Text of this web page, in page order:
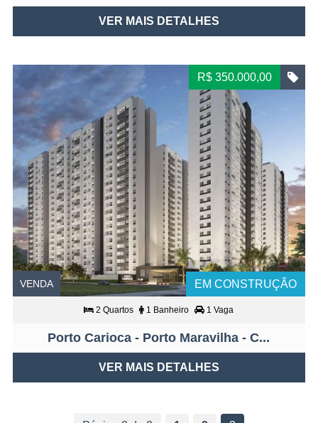
VER MAIS DETALHES
EM CONSTRUÇÃO
R$ 350.000,00
VENDA
2 Quartos 1 Banheiro 1 Vaga
Porto Carioca - Porto Maravilha - C...
VER MAIS DETALHES